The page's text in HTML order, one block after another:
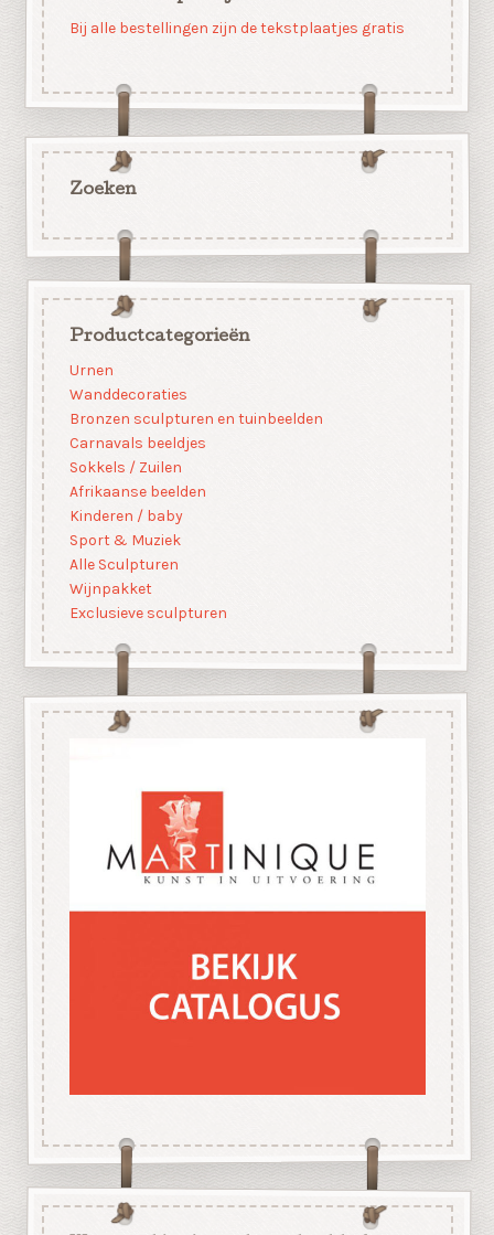
Bij alle bestellingen zijn de tekstplaatjes gratis
Zoeken
Productcategorieën
Urnen
Wanddecoraties
Bronzen sculpturen en tuinbeelden
Carnavals beeldjes
Sokkels / Zuilen
Afrikaanse beelden
Kinderen / baby
Sport & Muziek
Alle Sculpturen
Wijnpakket
Exclusieve sculpturen